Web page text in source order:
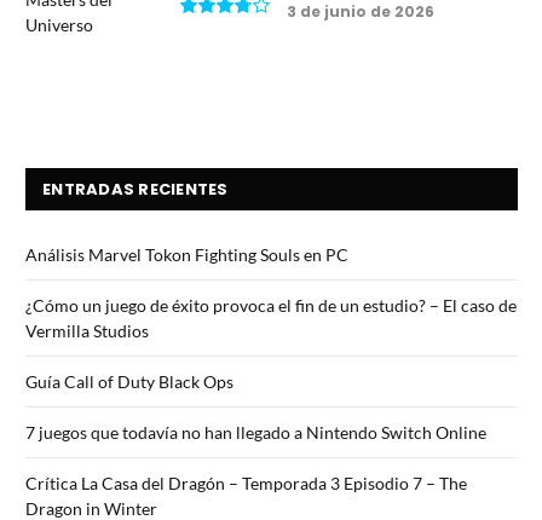
3 de junio de 2026
ENTRADAS RECIENTES
Análisis Marvel Tokon Fighting Souls en PC
¿Cómo un juego de éxito provoca el fin de un estudio? – El caso de
Vermilla Studios
Guía Call of Duty Black Ops
7 juegos que todavía no han llegado a Nintendo Switch Online
Crítica La Casa del Dragón – Temporada 3 Episodio 7 – The
Dragon in Winter